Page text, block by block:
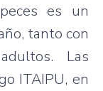
es un
tanto con
Las
ITAIPU, en